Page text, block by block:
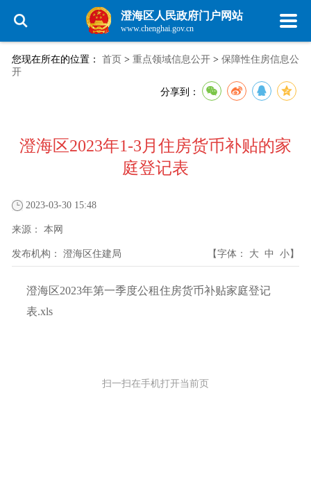
澄海区人民政府门户网站
www.chenghai.gov.cn
您现在所在的位置： 首页 > 重点领域信息公开 > 保障性住房信息公
开
分享到：
澄海区2023年1-3月住房货币补贴的家
庭登记表
2023-03-30 15:48
来源： 本网
发布机构： 澄海区住建局 【字体： 大 中 小】
澄海区2023年第一季度公租住房货币补贴家庭登记
表.xls
扫一扫在手机打开当前页